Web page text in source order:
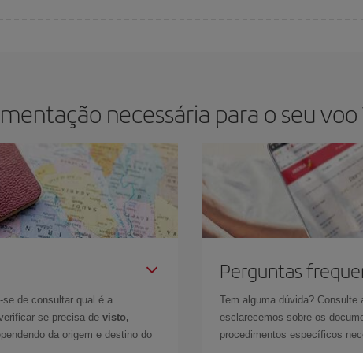
necessária para o seu
se de consultar qual é a
se precisa de visto,
da origem e destino do
Perguntas
Tem alguma dúvida? Consulte
esclarecemos sobre os
procedimentos específicos